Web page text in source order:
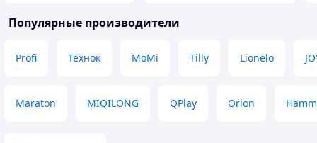
Популярные производители
Profi Технок MoMi Tilly Lionelo
Maraton MIQILONG QPlay Orion